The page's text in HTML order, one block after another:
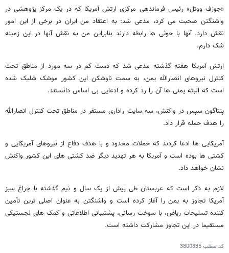
«جوزف ووتل» رئیس فرماندهی مرکزی ارتش آمریکا که در یک مرکز پژوهشی در
واشنگتن صحبت می کرد، مدعی شد: به اعتقاد من ایران در برخی از این امور
نقش دارد. آنها با حوثی ها رابطه دارند بنابراین من به نقش آنها در این زمینه
شک دارم.
ارتش آمریکا هفته گذشته مدعی شد که دست کم در سه مورد از مناطق تحت
کنترل نیروهای انصارالله یمن، به سمت ناوشکن این کشور موشک شلیک شده
است که البته یمنی ها آن را رد کرده و ادعایی بی‌ اساس دانستند.
پنتاگون سپس در واکنش، سه سایت راداری مستقر در مناطق تحت کنترل انصارالله
را هدف حمله قرار داد.
آمریکایی ها ادعا کردند که حملات محدود و با هدف دفاع از نیروهای آمریکایی و
کشتی ها بوده است و آمریکا به هر تهدید دیگر ضد کشتی های این کشور واکنش
نشان خواهد داد.
لازم به ذکر است که عربستان طی بیش از یک سال و نیم گذشته با چراغ سبز
آمریکا تجاوز به یمن را آغاز کرده است و واشنگتن به عنوان اصلی‌ ترین تأمین‌
کننده تسلیحات ریاض، با سوخت‌ رسانی، پشتیبانی اطلاعاتی و کمک‌ های لجستیکی
مستقیما در این تجاوز مشارکت داشته است.
کد مطلب3800835